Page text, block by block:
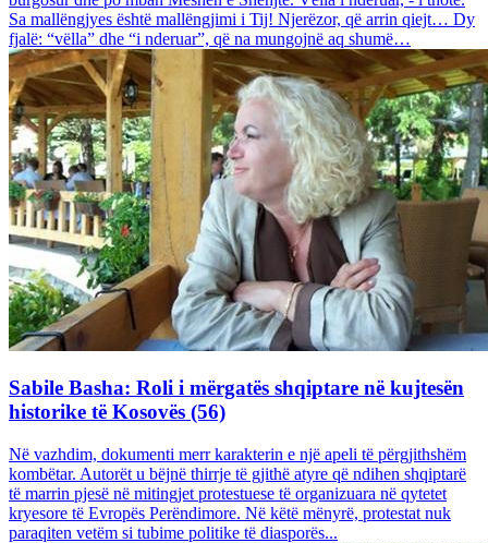
Sa mallëngjyes është mallëngjimi i Tij! Njerëzor, që arrin qiejt… Dy
fjalë: “vëlla” dhe “i nderuar”, që na mungojnë aq shumë…
Sabile Basha: Roli i mërgatës shqiptare në kujtesën
historike të Kosovës (56)
Në vazhdim, dokumenti merr karakterin e një apeli të përgjithshëm
kombëtar. Autorët u bëjnë thirrje të gjithë atyre që ndihen shqiptarë
të marrin pjesë në mitingjet protestuese të organizuara në qytetet
kryesore të Evropës Perëndimore. Në këtë mënyrë, protestat nuk
paraqiten vetëm si tubime politike të diasporës...